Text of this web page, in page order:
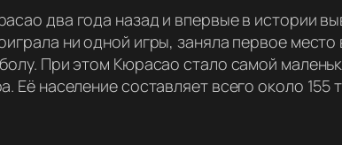
два года назад и впервые в истории
ни одной игры, заняла первое
При этом Кюрасао стало самой
Её население составляет всего около 155